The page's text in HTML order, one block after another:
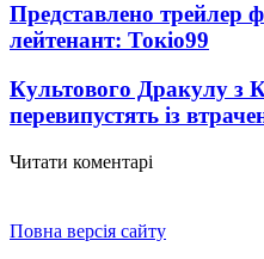
Представлено трейлер
лейтенант: Токіо99
Культового Дракулу з
перевипустять із
Читати коментарі
Повна версія сайту